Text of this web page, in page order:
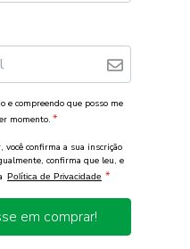
e compreendo que posso me
momento. *
você confirma a sua inscrição
confirma que leu, e
Política de Privacidade *
em comprar!